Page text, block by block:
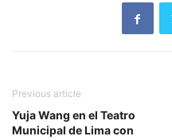
Previous article
Yuja Wang en el Teatro
Municipal de Lima con